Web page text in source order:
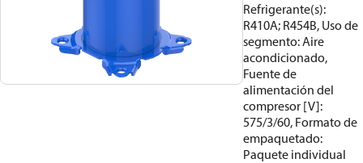
Refrigerante(s):
R410A; R454B, Uso de
segmento: Aire
acondicionado,
Fuente de
alimentación del
compresor [V]:
575/3/60, Formato de
empaquetado:
Paquete individual